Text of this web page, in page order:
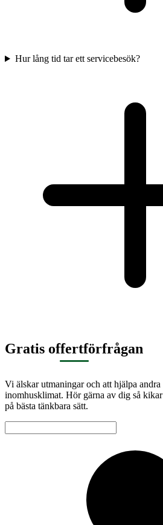
Hur lång tid tar ett servicebesök?
Gratis offertförfrågan
Vi älskar utmaningar och att hjälpa
inomhusklimat. Hör gärna av dig så
på bästa tänkbara sätt.